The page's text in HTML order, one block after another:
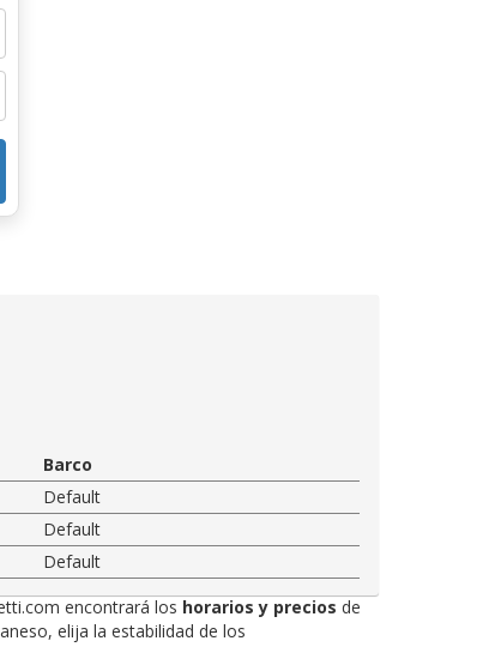
Barco
Default
Default
Default
encontrará los horarios y precios de
elija la estabilidad de los